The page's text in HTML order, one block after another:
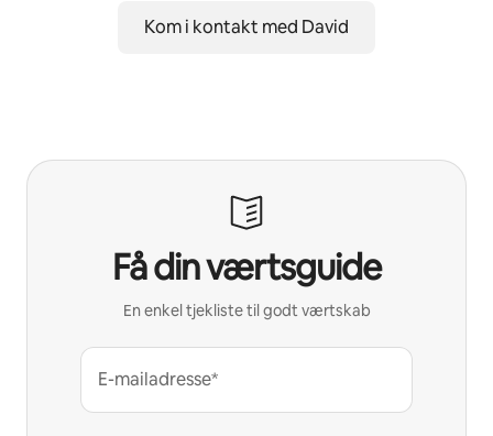
Kom i kontakt med David
Få din værtsguide
En enkel tjekliste til godt værtskab
E-mailadresse*